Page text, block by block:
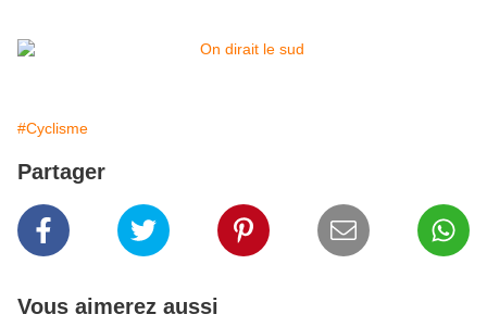
#Cyclisme
Partager
Vous aimerez aussi